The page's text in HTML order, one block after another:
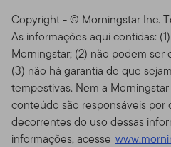
Copyright - © Morningstar Inc.
As informações aqui contidas:
Morningstar; (2) não podem ser
(3) não há garantia de que
tempestivas. Nem a
conteúdo são responsáveis por
decorrentes do uso dessas
informações, acesse
Esse Site é provido como um
exclusivamente de
Advisors Distributors, Ltd.
mantido pelos Fundos da
Resources, Inc. [NYSE: BEN]
investimento global que